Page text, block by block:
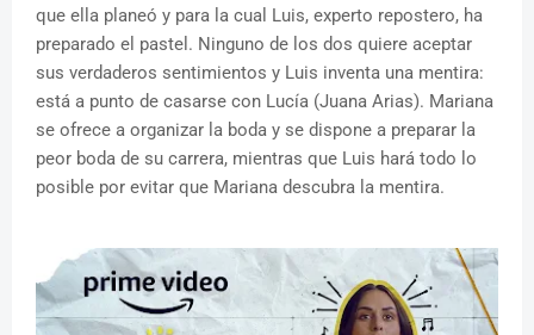
que ella planeó y para la cual Luis, experto repostero, ha
preparado el pastel. Ninguno de los dos quiere aceptar
sus verdaderos sentimientos y Luis inventa una mentira:
está a punto de casarse con Lucía (Juana Arias). Mariana
se ofrece a organizar la boda y se dispone a preparar la
peor boda de su carrera, mientras que Luis hará todo lo
posible por evitar que Mariana descubra la mentira.